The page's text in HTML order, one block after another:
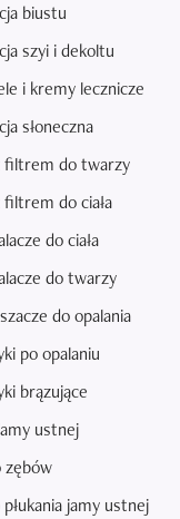
biustu
szyi i dekoltu
i kremy lecznicze
słoneczna
filtrem do twarzy
do ciała
do ciała
do twarzy
do opalania
po opalaniu
brązujące
ustnej
zębów
płukania jamy ustnej